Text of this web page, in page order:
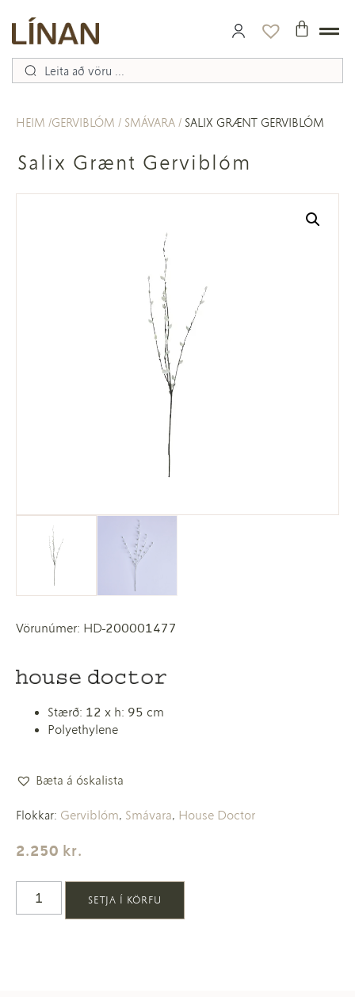
HEIM GERVIBLÓM SMÁVARA SALIX GRÆNT GERVIBLÓM
Salix Grænt Gerviblóm
Vörunúmer: HD-200001477
Stærð: 12 x h: 95 cm
Polyethylene
Bæta á óskalista
Flokkar: Gerviblóm, Smávara, House Doctor
2.250 kr.
SETJA Í KÖRFU